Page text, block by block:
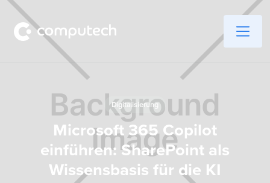
Digitalisierung
Microsoft 365 Copilot
einführen: SharePoint als
Wissensbasis für die KI